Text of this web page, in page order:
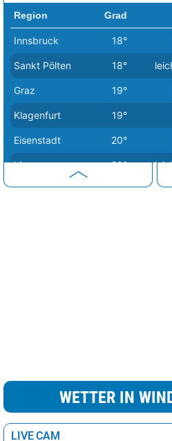
Region Grad
Innsbruck 18°
Sankt Pölten 18°
Graz 19°
Klagenfurt 19°
Eisenstadt 20°
Linz 20°
Wien 21°
WETTER IN
LIVE CAM